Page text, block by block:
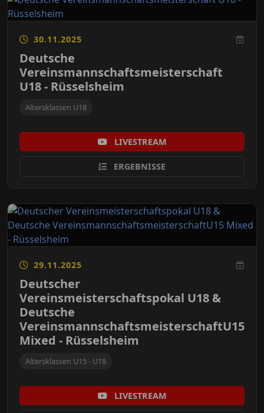
30.11.2025
Deutsche
Vereinsmannschaftsmeisterschaft
U18 - Rüsselsheim
Altersklassen U18
LIVESTREAM
ERGEBNISSE
29.11.2025
Deutscher
Vereinsmeisterschaftspokal U18 &
Deutsche
VereinsmannschaftsmeisterschaftU15
Mixed - Rüsselsheim
Altersklassen U15 - U18
LIVESTREAM